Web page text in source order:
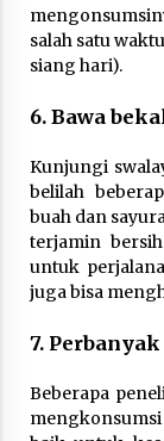
salah satu
siang hari).
6. Bawa
Kunjungi
belilah
buah dan
terjamin
untuk
juga bisa
7.
Beberapa